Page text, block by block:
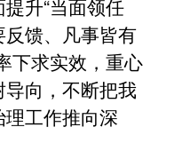
升“当面领任
馈、凡事皆有
下求实效，重心
向，不断把我
工作推向深